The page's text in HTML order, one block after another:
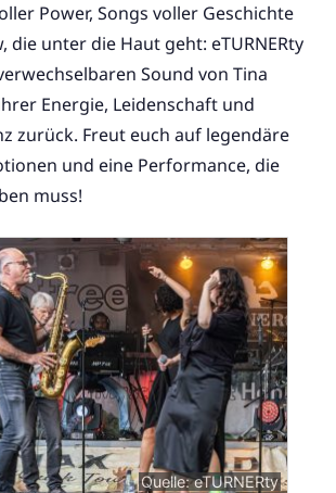
Power, Songs voller Geschichte
die unter die Haut geht: eTURNERty
Sound von Tina
Energie, Leidenschaft und
zurück. Freut euch auf legendäre
und eine Performance, die
muss!
Quelle: eTURNERty